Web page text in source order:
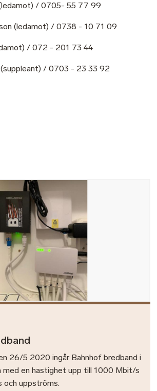
/ 0705- 55 77 99
(ledamot) / 0738 - 10 71 09
/ 072 - 201 73 44
(suppleant) / 0703 - 23 33 92
26/5 2020 ingår Bahnhof bredband i
med en hastighet upp till 1000 Mbit/s
och uppströms.